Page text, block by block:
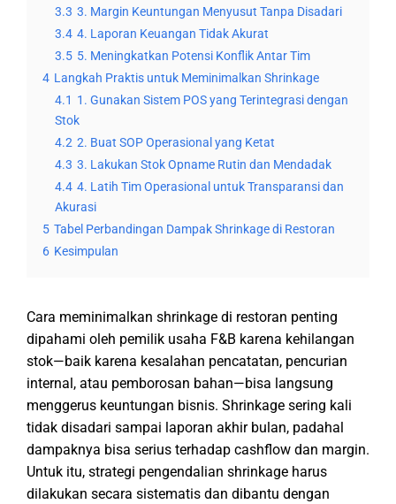
3.3 3. Margin Keuntungan Menyusut Tanpa Disadari
3.4 4. Laporan Keuangan Tidak Akurat
3.5 5. Meningkatkan Potensi Konflik Antar Tim
4 Langkah Praktis untuk Meminimalkan Shrinkage
4.1 1. Gunakan Sistem POS yang Terintegrasi dengan
Stok
4.2 2. Buat SOP Operasional yang Ketat
4.3 3. Lakukan Stok Opname Rutin dan Mendadak
4.4 4. Latih Tim Operasional untuk Transparansi dan
Akurasi
5 Tabel Perbandingan Dampak Shrinkage di Restoran
6 Kesimpulan
Cara meminimalkan shrinkage di restoran penting
dipahami oleh pemilik usaha F&B karena kehilangan
stok—baik karena kesalahan pencatatan, pencurian
internal, atau pemborosan bahan—bisa langsung
menggerus keuntungan bisnis. Shrinkage sering kali
tidak disadari sampai laporan akhir bulan, padahal
dampaknya bisa serius terhadap cashflow dan margin.
Untuk itu, strategi pengendalian shrinkage harus
dilakukan secara sistematis dan dibantu dengan